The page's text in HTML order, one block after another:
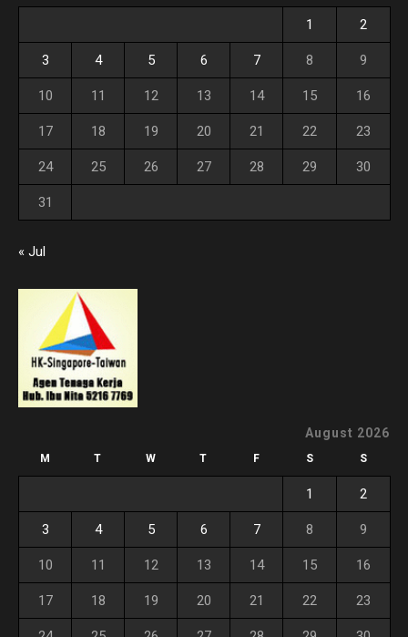
1 2
3 4 5 6 7 8 9
10 11 12 13 14 15 16
17 18 19 20 21 22 23
24 25 26 27 28 29 30
31
« Jul
August 2026
M T W T F S S
1 2
3 4 5 6 7 8 9
10 11 12 13 14 15 16
17 18 19 20 21 22 23